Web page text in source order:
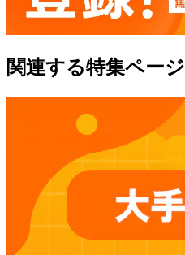
関連する特集ページ